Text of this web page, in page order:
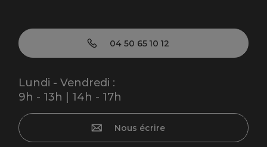
04 50 65 10 12
Lundi - Vendredi :
9h - 13h | 14h - 17h
Nous écrire